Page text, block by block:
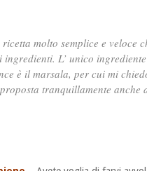
ricetta molto semplice e veloce
ingredienti. L’ unico
è il marsala, per cui mi
tranquillamente anche